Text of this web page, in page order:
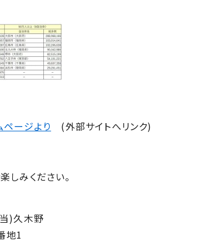
ージより (外部サイトへリンク)
しみください。
)久木野
地1